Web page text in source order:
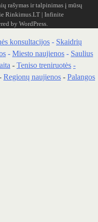
rašymas ir talpinimas į mūsų
Rinkimus.LT| Infinite
by WordPress.
konsultacijos - Skaidrių
- Miesto naujienos - Saulius
- Teniso treniruotės -
Regionų naujienos - Palangos